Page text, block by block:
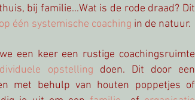
bij familie...Wat is de rode draad? Dit
één systemische coaching in de natuur.
een keer een rustige coachingsruimte
opstelling doen. Dit door een
met behulp van houten poppetjes of